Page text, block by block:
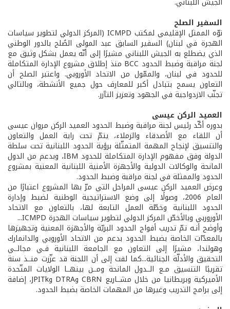
السفير الصلح
نوّه الممثل الإقليمي لمكتب ICMPD (المركز الدولي لتطوير سياسات
الهجرة في لبنان) السفير السابق عبد المولى الصُلح بالدور الوطني
الذي يضطلع به الجيش اللبناني مشيرًا إلى أنّه يعمل بشكل وثيق مع
لجنة مراقبة وضبط الحدود BCC منذ إطلاق مشروع الإدارة المتكاملة
للحدود في لبنان، والممّول من الاتحاد الأوروبي. واعتبر الصلح أن
التعاون يسمح بتبادل أكبر للمعارف حول جميع الأنشطة، وبالتالي
تجنّب الازدواجية في الجهود وتعزيز التآزر.
العميد الركن عيسى
بدوره أكّد رئيس لجنة مراقبة وضبط الحدود العميد الركن مروان عيسى
أن اللقاء مع الأصدقاء والزملاء، يتمّ تحت راية العمل والتعاون
والتنسيق لإنجاح المهمة المتمثّلة برؤية الحدود اللبنانية تحت سلطة
الدولة وفق مفهوم الإدارة المتكاملة للحدود IBM، وبدعم من الدول
المانحة والوكالات الدولية والأجهزة الأمنية اللبنانية المعنية بمشروع
الحدود والممثلة في لجنة مراقبة وضبط الحدود.
وعرض العميد الركن عيسى المراحل التي مرّ بها المشروع اعتبارًا من
العام 2006، وصولًا إلى وضع الاستراتيجية الوطنية لضبط وإدارة
الحدود اللبنانية وخطّة العمل التابعة لها، بالتعاون مع الاتحاد
الأوروربي وبالأخصّ المركز الدولي لتطوير سياسات الهجرة ICMPD...
وأوضح أنـه تمّ تدريب أفواج الحدود البريّة والأجهزة المعنية وتجهيزها
بالمعدّات الخاصة بضبط الحدود بدعم من الاتحاد الأوروبي والدانمارك
وهولندا، مشيرًا إلى التعاون مع الجامعة اللبنانية فـي مجالــي
التحقيق والأدلّة الجنائية...كما لفت إلى أن اللجنة قد عزّزت منــذ سنة
تقريبًا التنسيق مـع الــدول المانحة ومــن بينهــا الولايات المتّحدة
الأميركية وبريطانيا من خلال مشــاريع CBRN وDTRA وJPITk، إضافة
إلى برامج التدريب وغيرها من المهمات الخاصة بضبط الحدود.